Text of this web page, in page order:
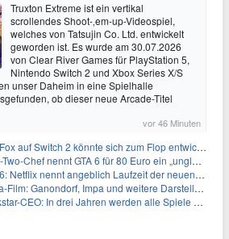
Truxton Extreme ist ein vertikal
scrollendes Shoot-‚em-up-Videospiel,
welches von Tatsujin Co. Ltd. entwickelt
geworden ist. Es wurde am 30.07.2026
von Clear River Games für PlayStation 5,
Nintendo Switch 2 und Xbox Series X/S
unser Daheim in eine Spielhalle
ob dieser neue Arcade-Titel
vor 46 Minuten
auf Switch 2 könnte sich zum Flop entwickeln
Chef nennt GTA 6 für 80 Euro ein „unglaubliches Schnäppchen“
nennt angeblich Laufzeit der neuen Gameplay-Präsentation
Ganondorf, Impa und weitere Darsteller sollen feststehen
CEO: In drei Jahren werden alle Spiele gestreamt